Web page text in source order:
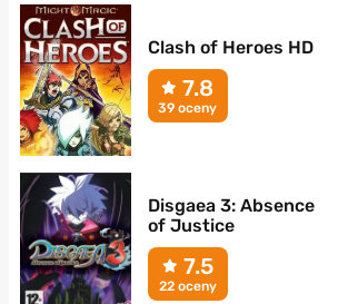
Clash of Heroes HD
7.8
39 oceny
Disgaea 3: Absence
of Justice
7.5
22 oceny